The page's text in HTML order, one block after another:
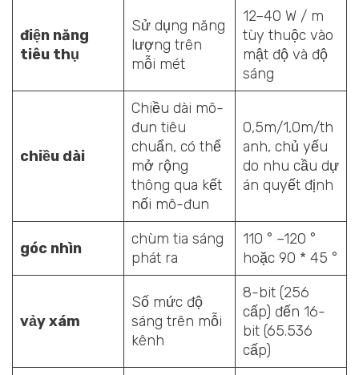
điện năng
tiêu thụ
Sử dụng năng
lượng trên
mỗi mét
12–40 W / m
tùy thuộc vào
mật độ và độ
sáng
chiều dài
Chiều dài mô-
đun tiêu
chuẩn, có thể
mở rộng
thông qua kết
nối mô-đun
0,5m/1,0m/th
anh, chủ yếu
do nhu cầu dự
án quyết định
góc nhìn
chùm tia sáng
phát ra
110 ° –120 °
hoặc 90 * 45 °
vảy xám
Số mức độ
sáng trên mỗi
kênh
8-bit (256
cấp) đến 16-
bit (65.536
cấp)